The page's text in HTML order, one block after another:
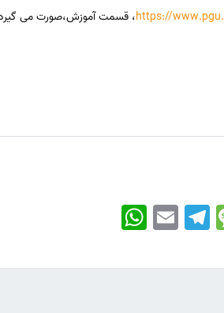
https://، قسمت آموزش،صورت می
WhatsApp EmailTelegram